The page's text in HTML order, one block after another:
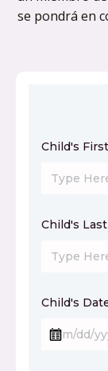
se pondrá en